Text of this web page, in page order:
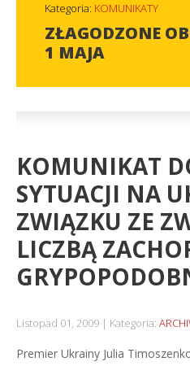
Kategoria: KOMUNIKATY
ZŁAGODZONE
1 MAJA
KOMUNIKAT
SYTUACJI NA
ZWIĄZKU ZE
LICZBĄ
Listopad 01, 2009 Kategoria:
Premier Ukrainy Julia